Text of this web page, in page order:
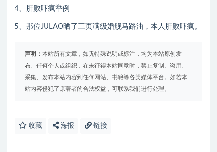
4、肝败吓疯举例
5、那位JULAO晒了三页满级婚舰马路油，本人肝败吓疯。
声明： 本站所有文章，如无特殊说明或标注，均为本站原创发
布。任何个人或组织，在未征得本站同意时，禁止复制、盗用、
采集、发布本站内容到任何网站、书籍等各类媒体平台。如若本
站内容侵犯了原著者的合法权益，可联系我们进行处理。
收藏 海报 链接